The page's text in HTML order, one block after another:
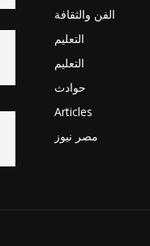
الفن والثقافة
التعليم
التعليم
حوادث
Articles
مصر نيوز